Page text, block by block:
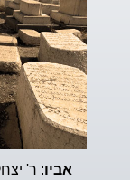
אביו: ר'